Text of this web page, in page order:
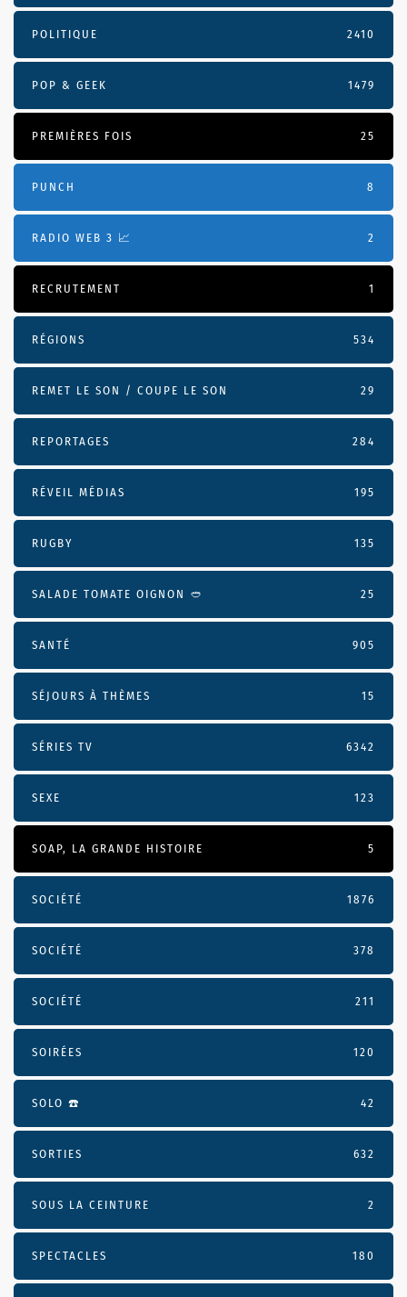
POLITIQUE 2410
POP & GEEK 1479
PREMIÈRES FOIS 25
PUNCH 8
RADIO WEB 3 📈 2
RECRUTEMENT 1
RÉGIONS 534
REMET LE SON / COUPE LE SON 29
REPORTAGES 284
RÉVEIL MÉDIAS 195
RUGBY 135
SALADE TOMATE OIGNON 🥙 25
SANTÉ 905
SÉJOURS À THÈMES 15
SÉRIES TV 6342
SEXE 123
SOAP, LA GRANDE HISTOIRE 5
SOCIÉTÉ 1876
SOCIÉTÉ 378
SOCIÉTÉ 211
SOIRÉES 120
SOLO ☎️ 42
SORTIES 632
SOUS LA CEINTURE 2
SPECTACLES 180